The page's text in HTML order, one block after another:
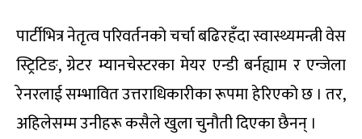
पार्टीभित्र नेतृत्व परिवर्तनको चर्चा बढिरहँदा स्वास्थ्यमन्त्री वेस
स्ट्रिटिङ, ग्रेटर म्यानचेस्टरका मेयर एन्डी बर्नह्याम र एन्जेला
रेनरलाई सम्भावित उत्तराधिकारीका रूपमा हेरिएको छ । तर,
अहिलेसम्म उनीहरू कसैले खुला चुनौती दिएका छैनन् ।